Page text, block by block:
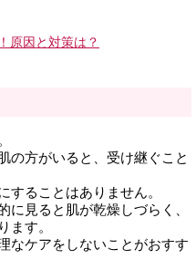
原因と対策は？
の方がいると、受け継ぐこと
することはありません。
に見ると肌が乾燥しづらく、
ます。
なケアをしないことがおすす